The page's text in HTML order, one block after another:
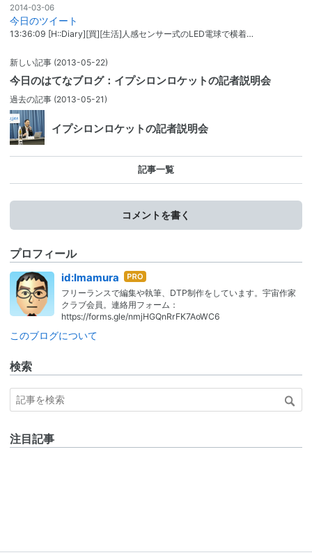
2014-03-06
今日のツイート
13:36:09 [H::Diary][買][生活]人感センサー式のLED電球で横着…
新しい記事 (2013-05-22)
今日のはてなブログ：イプシロンロケットの記者説明会
過去の記事 (2013-05-21)
イプシロンロケットの記者説明会
記事一覧
コメントを書く
プロフィール
id:Imamura はて
なブ
ログ
Pro
フリーランスで編集や執筆、DTP制作をしています。宇宙作家
クラブ会員。連絡用フォーム：
https://forms.gle/nmjHGQnRrFK7AoWC6
このブログについて
検索
注目記事